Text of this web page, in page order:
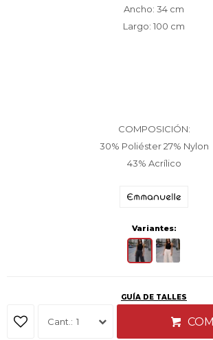
Ancho: 34 cm
Largo: 100 cm
COMPOSICIÓN:
30% Poliéster 27% Nylon
43% Acrílico
Variantes:
GUÍA DE TALLES
1